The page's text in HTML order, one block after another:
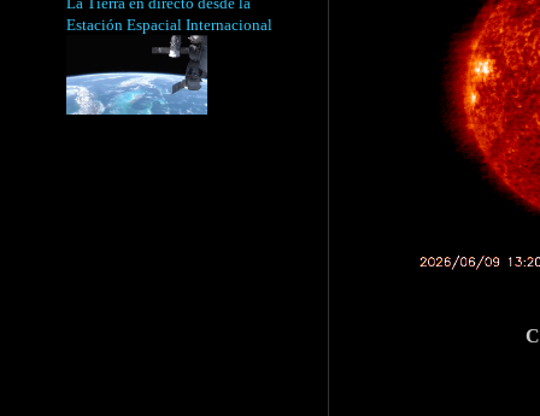
Estación Espacial Internacional